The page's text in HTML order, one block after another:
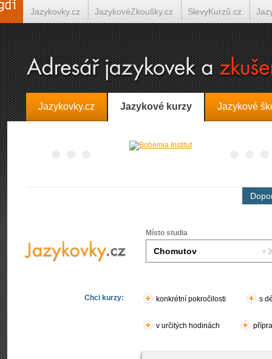
Jazykovky.cz Jazykové kurzy Jazykové
Místo studia
Chci kurzy: konkrétní pokročilosti s
v určitých hodinách
Jazykovky.cz JazykovéZkoušky.cz SlevyKurzů.cz
Španělština on-line Italština on-line Tlumočení-